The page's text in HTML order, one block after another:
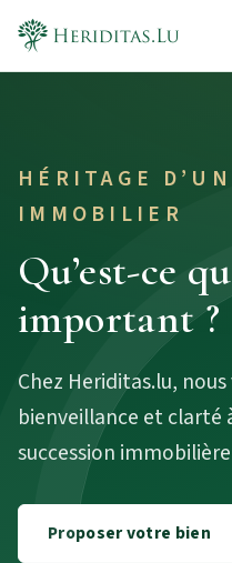
HÉRITAGE
IMMOBILIER
Qu’est-ce
important ?
Chez Heriditas.lu,
bienveillance et clarté
succession
Proposer votre bien